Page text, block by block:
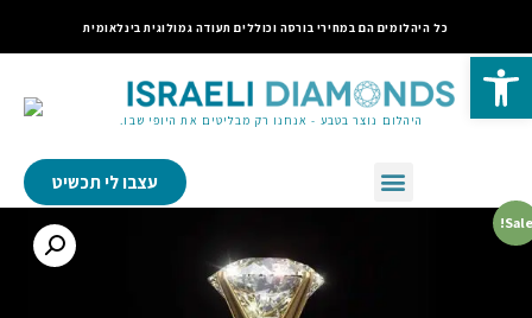
פתח סרגל נגישות
כל היהלומים הם במחירי בורסה וכוללים תעודה גמולוגית בינלאומית
היהלום נוצר בטבע - אנחנו רק מבליטים את היופי שבו.
עצבו לי תכשיט
Sale!